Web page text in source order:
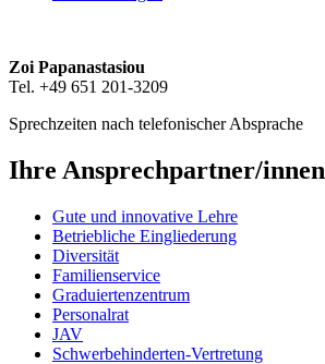
Zoi Papanastasiou
Tel. +49 651 201-3209
Sprechzeiten nach telefonischer Absprache
Ihre Ansprechpartner/innen
Gute und innovative Lehre
Betriebliche Eingliederung
Diversität
Familienservice
Graduiertenzentrum
Personalrat
JAV
Schwerbehinderten-Vertretung